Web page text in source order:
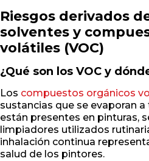
Riesgos derivados
solventes y
volátiles (VOC)
¿Qué son los VOC y
Los compuestos orgánicos
sustancias que se evaporan
están presentes en pinturas,
limpiadores utilizados
inhalación continua
salud de los pintores.